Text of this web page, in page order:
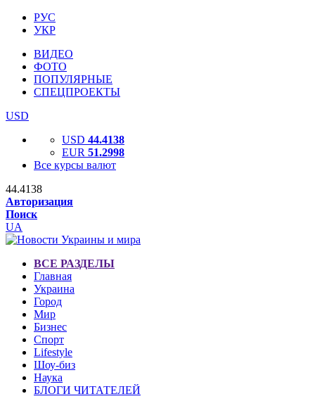
РУС
УКР
ВИДЕО
ФОТО
ПОПУЛЯРНЫЕ
СПЕЦПРОЕКТЫ
USD
USD 44.4138
EUR 51.2998
Все курсы валют
44.4138
Авторизация
Поиск
UA
ВСЕ РАЗДЕЛЫ
Главная
Украина
Город
Мир
Бизнес
Спорт
Lifestyle
Шоу-биз
Наука
БЛОГИ ЧИТАТЕЛЕЙ